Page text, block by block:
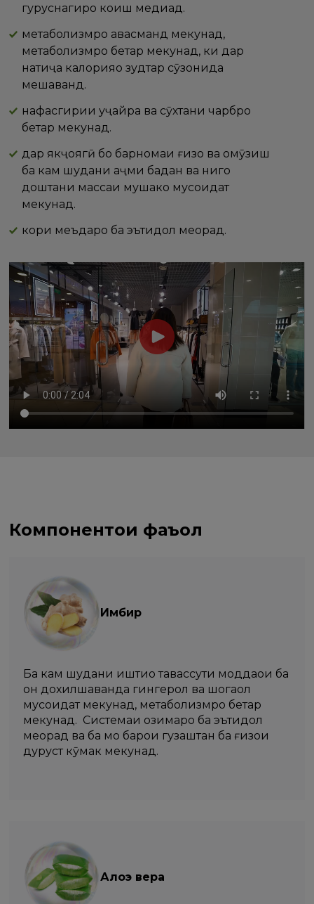
гуруснагиро коҳиш медиҳад.
метаболизмро ҳавасманд мекунад,
метаболизмро беҳтар мекунад, ки дар
натиҷа калорияҳо зудтар сӯзонида
мешаванд.
нафасгирии ҳуҷайра ва сӯхтани чарбро
беҳтар мекунад.
дар якҷоягӣ бо барномаи ғизо ва омӯзиш
ба кам шудани ҳаҷми бадан ва нигоҳ
доштани массаи мушакҳо мусоидат
мекунад.
кори меъдаро ба эътидол меорад.
Компонентҳои фаъол
Имбир
Ба кам шудани иштиҳо тавассути моддаҳои ба
он дохилшаванда гингерол ва шогаол
мусоидат мекунад, метаболизмро беҳтар
мекунад. Системаи ҳозимаро ба эътидол
меорад ва ба мо барои гузаштан ба ғизои
дуруст кӯмак мекунад.
Алоэ вера